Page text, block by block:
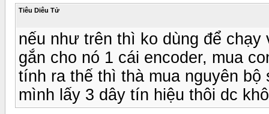
Tiêu Diêu Tử
nếu như trên thì ko dùng để
gắn cho nó 1 cái encoder, mua
tính ra thế thì thà mua nguyên bộ
mình lấy 3 dây tín hiệu thôi dc